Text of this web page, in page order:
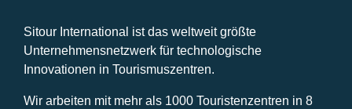
Sitour International ist das weltweit größte
Unternehmensnetzwerk für technologische
Innovationen in Tourismuszentren.
Wir arbeiten mit mehr als 1000 Touristenzentren in 8